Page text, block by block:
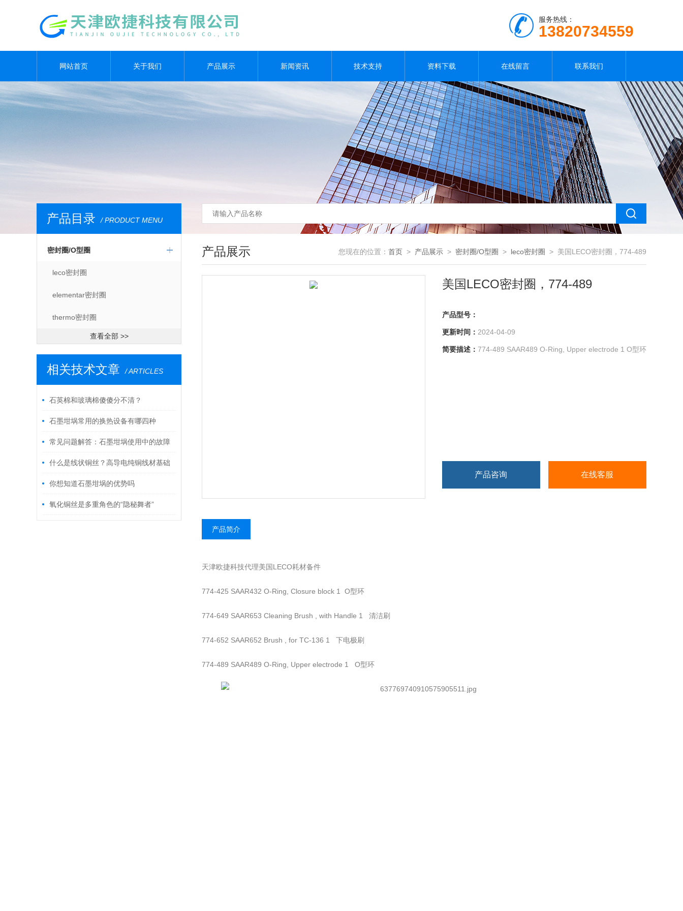
服务热线：
13820734559
网站首页 关于我们 产品展示 新闻资讯 技术支持 资料下载 在线留言 联系我们
产品目录 / PRODUCT MENU
密封圈/O型圈
leco密封圈
elementar密封圈
thermo密封圈
查看全部 >>
相关技术文章 / ARTICLES
石英棉和玻璃棉傻傻分不清？
石墨坩埚常用的换热设备有哪四种
常见问题解答：石墨坩埚使用中的故障
排除什么是线状铜丝？高导电纯铜线材基础
原料介绍
你想知道石墨坩埚的优势吗
氧化铜丝是多重角色的“隐秘舞者”
产品展示 您现在的位置： 首页 > 产品展示 > 密封圈/O型圈 > leco密封圈 > 美国LECO密封圈，774-489
美国LECO密封圈，774-489
产品型号：
更新时间： 2024-04-09
简要描述： 774-489 SAAR489 O-Ring, Upper electrode 1 O型环
产品咨询 在线客服
产品简介
天津欧捷科技代理美国LECO耗材备件
774-425 SAAR432 O-Ring, Closure block 1 O型环
774-649 SAAR653 Cleaning Brush , with Handle 1 清洁刷
774-652 SAAR652 Brush , for TC-136 1 下电极刷
774-489 SAAR489 O-Ring, Upper electrode 1 O型环